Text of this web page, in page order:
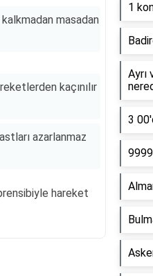
masadan
kaçınılır
azarlanmaz
hareket
1
Ayrı
3